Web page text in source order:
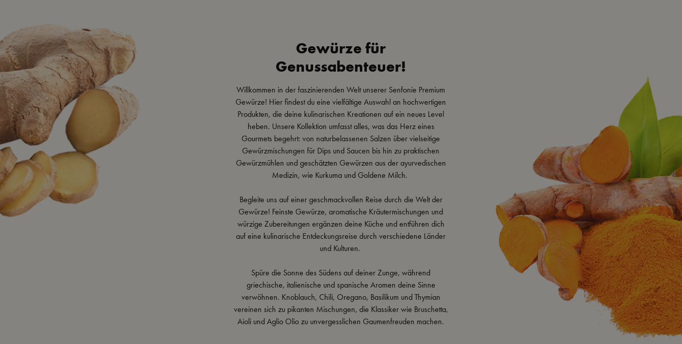
Gewürze für
Genussabenteuer!
Willkommen in der faszinierenden Welt unserer Senfonie Premium
Gewürze! Hier findest du eine vielfältige Auswahl an hochwertigen
Produkten, die deine kulinarischen Kreationen auf ein neues Level
heben. Unsere Kollektion umfasst alles, was das Herz eines
Gourmets begehrt: von naturbelassenen Salzen über vielseitige
Gewürzmischungen für Dips und Saucen bis hin zu praktischen
Gewürzmühlen und geschätzten Gewürzen aus der ayurvedischen
Medizin, wie Kurkuma und Goldene Milch.
Begleite uns auf einer geschmackvollen Reise durch die Welt der
Gewürze! Feinste Gewürze, aromatische Kräutermischungen und
würzige Zubereitungen ergänzen deine Küche und entführen dich
auf eine kulinarische Entdeckungsreise durch verschiedene Länder
und Kulturen.
Spüre die Sonne des Südens auf deiner Zunge, während
griechische, italienische und spanische Aromen deine Sinne
verwöhnen. Knoblauch, Chili, Oregano, Basilikum und Thymian
vereinen sich zu pikanten Mischungen, die Klassiker wie Bruschetta,
Aioli und Aglio Olio zu unvergesslichen Gaumenfreuden machen.